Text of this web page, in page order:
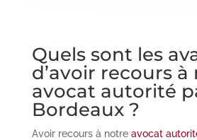
Quels sont les
d’avoir recours à
avocat autorité
Bordeaux ?
Avoir recours à notre avocat